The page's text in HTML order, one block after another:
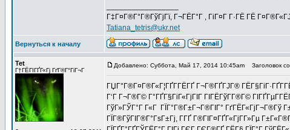
Г‡Г¤Г®Г°Г®ГўГјГї, Г¬ГЁГ°Г , ГіГ¤Г Г·ГЁ ГЁ
Tatiana_tetris@ukr.net
Вернуться к началу
Tet
Г†ГЁГІГҐГ«Гј ГґГ®Г°ГіГ¬Г
Добавлено: Суббота, Май 17, 2014 10:45am Заголовок
ГЏГ°Г®Г¤Г®Г«Г¦ГҐГ­ГЁГҐ Г¬Г®ГҐГЈГ®
Г‘Г Г¬Г®Г© Г°ГҐГ§ГіГ«ГјГІГ ГІГЁГўГ­Г®Г©
ГўГ»ГЎГ°Г Г«Г ГЇГ°Г®Г±Г¬Г®ГІГ° ГґГЁГ«ГјГ¬Г®Гў
ГЇГ®ГўГІГ®Г°ГѕГ±Гј, Г­ГҐ Г®ГІГ¤ГҐГ«ГјГ­Г»Гµ